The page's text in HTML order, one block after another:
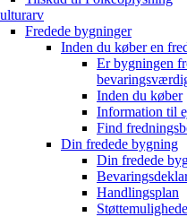
Fredede bygninger
Inden du køber en
Er bygningen
Inden du køber
Information til
Find
Din fredede bygning
Din fredede
Handlingsplan